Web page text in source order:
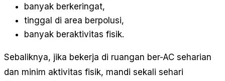
banyak berkeringat,
tinggal di area berpolusi,
banyak beraktivitas fisik.
Sebaliknya, jika bekerja di ruangan ber-AC seharian
dan minim aktivitas fisik, mandi sekali sehari